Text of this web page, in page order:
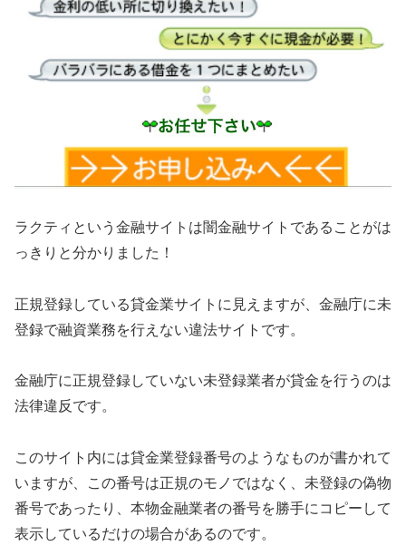
ラクティ という金融サイトは闇金融サイトであることがは
っきりと分かりました！
正規登録している貸金業サイトに見えますが、金融庁に未
登録で融資業務を行えない違法サイトです。
金融庁に正規登録していない未登録業者が貸金を行うのは
法律違反です。
このサイト内には貸金業登録番号のようなものが書かれて
いますが、この番号は正規のモノではなく、未登録の偽物
番号であったり、本物金融業者の番号を勝手にコピーして
表示しているだけの場合があるのです。